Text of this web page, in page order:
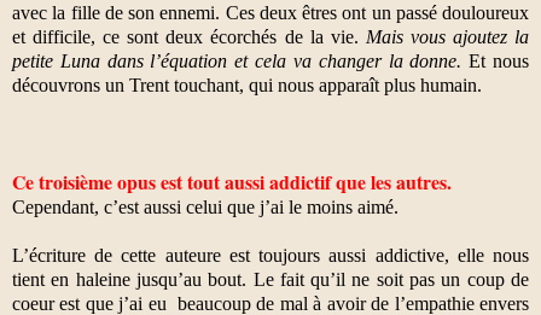
avec la fille de son ennemi. Ces deux êtres ont un passé douloureux
et difficile, ce sont deux écorchés de la vie. Mais vous ajoutez la
petite Luna dans l’équation et cela va changer la donne. Et nous
découvrons un Trent touchant, qui nous apparaît plus humain.
Ce troisième opus est tout aussi addictif que les autres.
Cependant, c’est aussi celui que j’ai le moins aimé.
L’écriture de cette auteure est toujours aussi addictive, elle nous
tient en haleine jusqu’au bout. Le fait qu’il ne soit pas un coup de
coeur est que j’ai eu beaucoup de mal à avoir de l’empathie envers